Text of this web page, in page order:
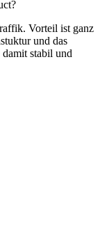
Vorteil ist ganz
und das
stabil und